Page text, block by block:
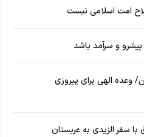
امت اسلامی نیست
و سرآمد باشد
الهی برای پیروزی
با سفر الزیدی به عربستان